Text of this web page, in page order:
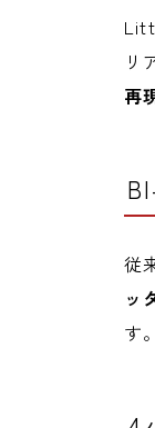
リ
再
従
ッ
す。